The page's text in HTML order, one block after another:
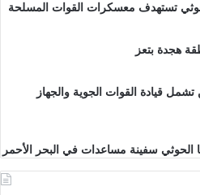
تستهدف معسكرات القوات المسلحة
هجدة بتعز
قيادة القوات الجوية والجهاز
الحوثي سفينة مساعدات في البحر الأحمر